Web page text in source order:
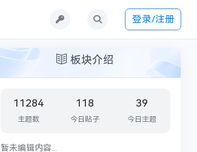
登录/注册
板块介绍
11284
主题数
118
今日贴子
39
今日主题
暂未编辑内容...